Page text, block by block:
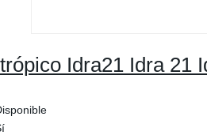
Idra21 Idra 21